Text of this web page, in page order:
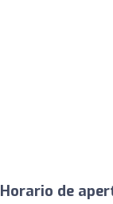
Horario de